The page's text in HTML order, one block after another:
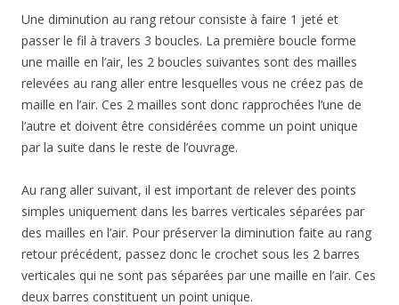
Une diminution au rang retour consiste à faire 1 jeté et
passer le fil à travers 3 boucles. La première boucle forme
une maille en l’air, les 2 boucles suivantes sont des mailles
relevées au rang aller entre lesquelles vous ne créez pas de
maille en l’air. Ces 2 mailles sont donc rapprochées l’une de
l’autre et doivent être considérées comme un point unique
par la suite dans le reste de l’ouvrage.
Au rang aller suivant, il est important de relever des points
simples uniquement dans les barres verticales séparées par
des mailles en l’air. Pour préserver la diminution faite au rang
retour précédent, passez donc le crochet sous les 2 barres
verticales qui ne sont pas séparées par une maille en l’air. Ces
deux barres constituent un point unique.